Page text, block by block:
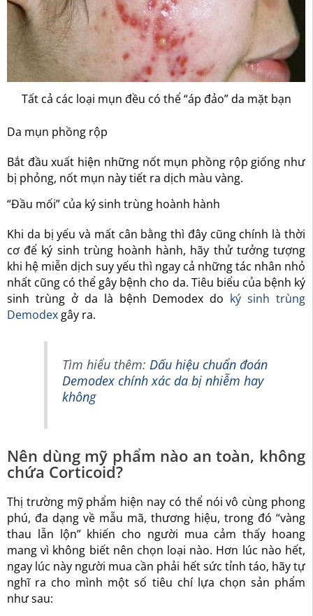
Tất cả các loại mụn đều có thể “áp đảo” da mặt bạn
Da mụn phồng rộp
Bắt đầu xuất hiện những nốt mụn phồng rộp giống như
bị phỏng, nốt mụn này tiết ra dịch màu vàng.
“Đầu mối” của ký sinh trùng hoành hành
Khi da bị yếu và mất cân bằng thì đây cũng chính là thời
cơ để ký sinh trùng hoành hành, hãy thử tưởng tượng
khi hệ miễn dịch suy yếu thì ngay cả những tác nhân nhỏ
nhất cũng có thể gây bệnh cho da. Tiêu biểu của bệnh ký
sinh trùng ở da là bệnh Demodex do ký sinh trùng
Demodex gây ra.
Tìm hiểu thêm: Dấu hiệu chuẩn đoán
Demodex chính xác da bị nhiễm hay
không
Nên dùng mỹ phẩm nào an toàn, không
chứa Corticoid?
Thị trường mỹ phẩm hiện nay có thể nói vô cùng phong
phú, đa dạng về mẫu mã, thương hiệu, trong đó “vàng
thau lẫn lộn” khiến cho người mua cảm thấy hoang
mang vì không biết nên chọn loại nào. Hơn lúc nào hết,
ngay lúc này người mua cần phải hết sức tỉnh táo, hãy tự
nghĩ ra cho mình một số tiêu chí lựa chọn sản phẩm
như sau: